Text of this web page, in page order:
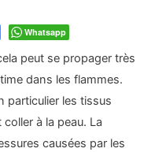
Whatsapp
peut se propager très
dans les flammes.
particulier les tissus
à la peau. La
causées par les